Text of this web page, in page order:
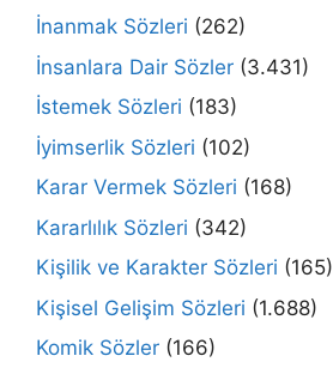
İnanmak Sözleri (262)
İnsanlara Dair Sözler (3.431)
İstemek Sözleri (183)
İyimserlik Sözleri (102)
Karar Vermek Sözleri (168)
Kararlılık Sözleri (342)
Kişilik ve Karakter Sözleri (165)
Kişisel Gelişim Sözleri (1.688)
Komik Sözler (166)